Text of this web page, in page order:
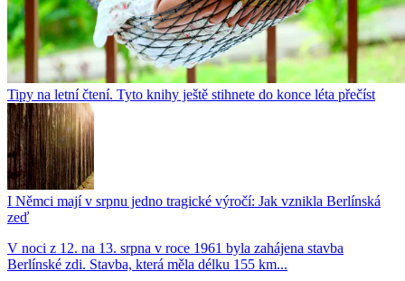
Tipy na letní čtení. Tyto knihy ještě stihnete do konce léta přečíst
I Němci mají v srpnu jedno tragické výročí: Jak vznikla Berlínská
zeď
V noci z 12. na 13. srpna v roce 1961 byla zahájena stavba
Berlínské zdi. Stavba, která měla délku 155 km...